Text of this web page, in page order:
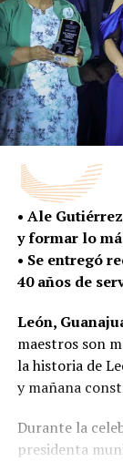
• Ale
y formar lo
• Se entregó
40 años de
León,
maestros son
la historia de
y mañana
Durante la
presidenta